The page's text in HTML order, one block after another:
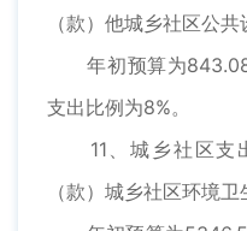
（款）他城乡社区公共
年初预算为843.08
支出比例为8%。
11、城乡社区支
（款）城乡社区环境卫